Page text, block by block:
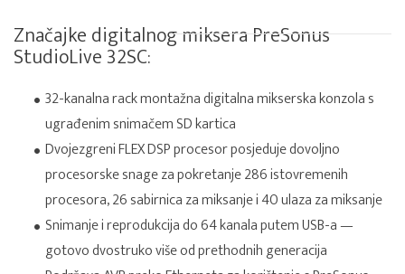
Značajke digitalnog miksera PreSonus
StudioLive 32SC:
32-kanalna rack montažna digitalna mikserska konzola s
ugrađenim snimačem SD kartica
Dvojezgreni FLEX DSP procesor posjeduje dovoljno
procesorske snage za pokretanje 286 istovremenih
procesora, 26 sabirnica za miksanje i 40 ulaza za miksanje
Snimanje i reprodukcija do 64 kanala putem USB-a —
gotovo dvostruko više od prethodnih generacija